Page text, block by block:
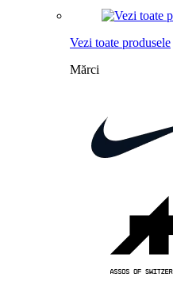
Vezi toate produsele
Mărci